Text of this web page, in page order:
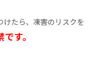
たら、凍害のリスクを
す。